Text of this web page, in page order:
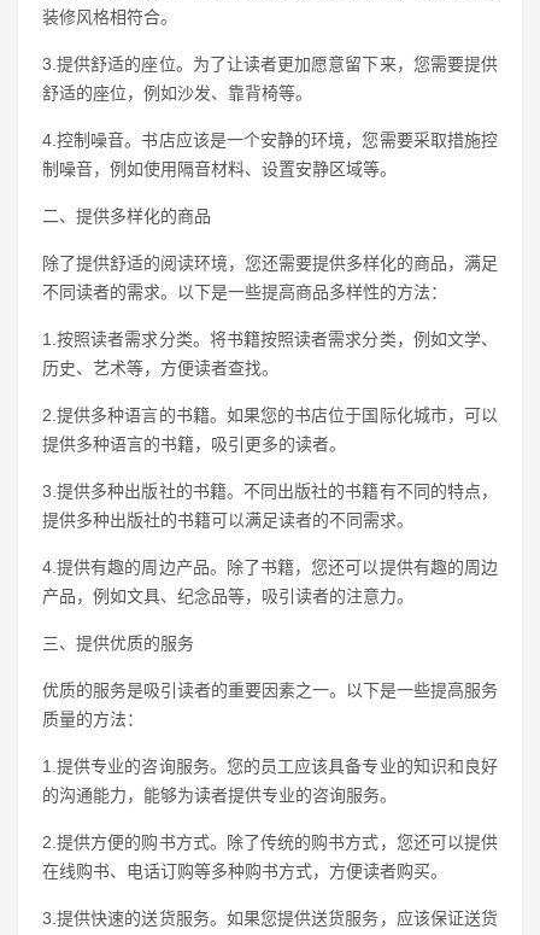
装修风格相符合。
3.提供舒适的座位。为了让读者更加愿意留下来，您需要提供
舒适的座位，例如沙发、靠背椅等。
4.控制噪音。书店应该是一个安静的环境，您需要采取措施控
制噪音，例如使用隔音材料、设置安静区域等。
二、提供多样化的商品
除了提供舒适的阅读环境，您还需要提供多样化的商品，满足
不同读者的需求。以下是一些提高商品多样性的方法：
1.按照读者需求分类。将书籍按照读者需求分类，例如文学、
历史、艺术等，方便读者查找。
2.提供多种语言的书籍。如果您的书店位于国际化城市，可以
提供多种语言的书籍，吸引更多的读者。
3.提供多种出版社的书籍。不同出版社的书籍有不同的特点，
提供多种出版社的书籍可以满足读者的不同需求。
4.提供有趣的周边产品。除了书籍，您还可以提供有趣的周边
产品，例如文具、纪念品等，吸引读者的注意力。
三、提供优质的服务
优质的服务是吸引读者的重要因素之一。以下是一些提高服务
质量的方法：
1.提供专业的咨询服务。您的员工应该具备专业的知识和良好
的沟通能力，能够为读者提供专业的咨询服务。
2.提供方便的购书方式。除了传统的购书方式，您还可以提供
在线购书、电话订购等多种购书方式，方便读者购买。
3.提供快速的送货服务。如果您提供送货服务，应该保证送货